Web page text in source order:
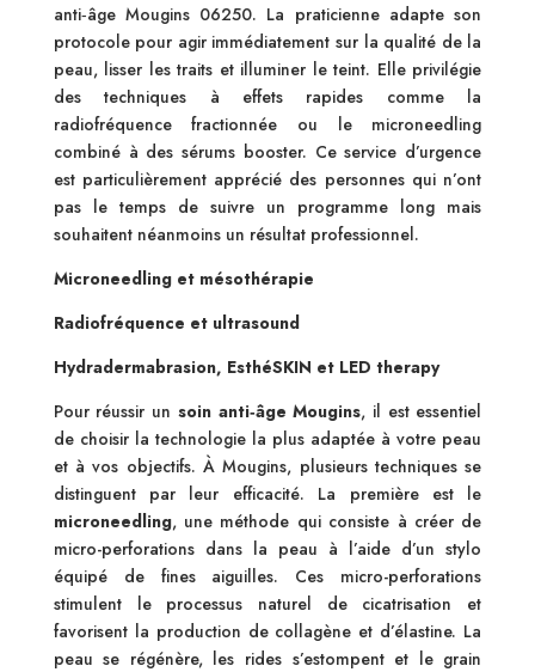
anti‑âge Mougins 06250. La praticienne adapte son
protocole pour agir immédiatement sur la qualité de la
peau, lisser les traits et illuminer le teint. Elle privilégie
des techniques à effets rapides comme la
radiofréquence fractionnée ou le microneedling
combiné à des sérums booster. Ce service d’urgence
est particulièrement apprécié des personnes qui n’ont
pas le temps de suivre un programme long mais
souhaitent néanmoins un résultat professionnel.
Microneedling et mésothérapie
Radiofréquence et ultrasound
Hydradermabrasion, EsthéSKIN et LED therapy
Pour réussir un soin anti‑âge Mougins, il est essentiel
de choisir la technologie la plus adaptée à votre peau
et à vos objectifs. À Mougins, plusieurs techniques se
distinguent par leur efficacité. La première est le
microneedling, une méthode qui consiste à créer de
micro-perforations dans la peau à l’aide d’un stylo
équipé de fines aiguilles. Ces micro-perforations
stimulent le processus naturel de cicatrisation et
favorisent la production de collagène et d’élastine. La
peau se régénère, les rides s’estompent et le grain